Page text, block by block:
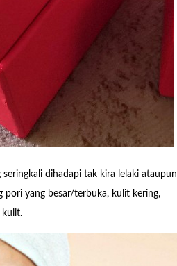
dihadapi tak kira lelaki ataupun
pori yang besar/terbuka, kulit kering,
kulit.